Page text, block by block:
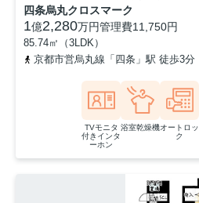
四条烏丸クロスマーク
1億2,280万円管理費11,750円
85.74㎡（3LDK）
京都市営烏丸線「四条」駅 徒歩3分
TVモニタ
付きインタ
ーホン
浴室乾燥機オートロッ
ク